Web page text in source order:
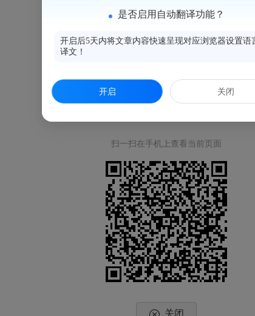
扫一扫在手机上查看当前页面
关闭
是否启用自动翻译功能？
开启后5天内将文章内容快速呈现对应浏览器设置语
译文！
开启 关闭